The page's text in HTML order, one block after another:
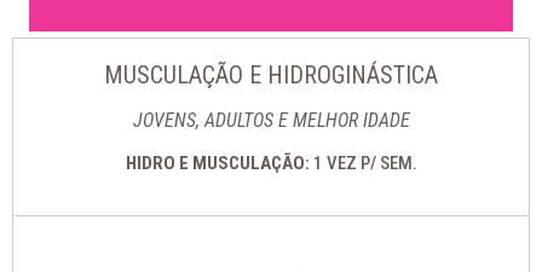
MUSCULAÇÃO E HIDROGINÁSTICA
JOVENS, ADULTOS E MELHOR IDADE
HIDRO E MUSCULAÇÃO: 1 VEZ P/ SEM.